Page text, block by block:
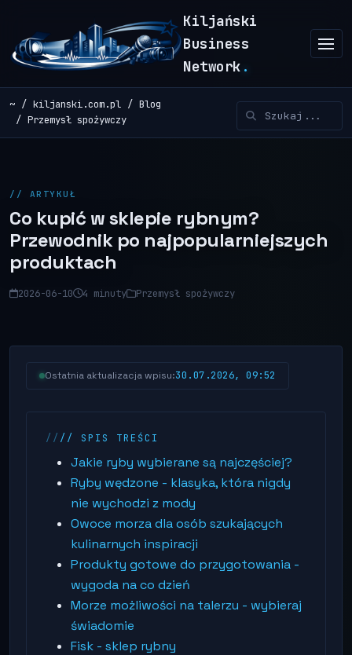
Kiljański
Business
Network .
~ kiljanski.com.pl
Blog
Przemysł spożywczy
// ARTYKUŁ
Co kupić w sklepie rybnym?
Przewodnik po najpopularniejszych
produktach
2026-06-10 4 minuty Przemysł spożywczy
Ostatnia aktualizacja wpisu:30.07.2026, 09:52
// SPIS TREŚCI
Jakie ryby wybierane są najczęściej?
Ryby wędzone - klasyka, która nigdy
nie wychodzi z mody
Owoce morza dla osób szukających
kulinarnych inspiracji
Produkty gotowe do przygotowania -
wygoda na co dzień
Morze możliwości na talerzu - wybieraj
świadomie
Fisk - sklep rybny